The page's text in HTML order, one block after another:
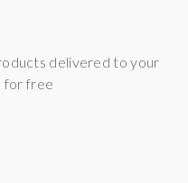
delivered to your
for free